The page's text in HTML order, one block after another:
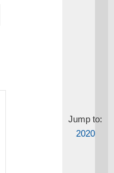
Jump to:
2020